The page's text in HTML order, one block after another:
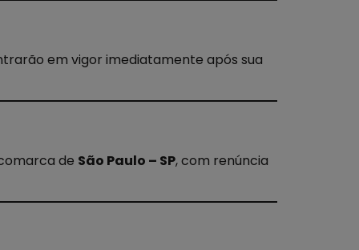
em vigor imediatamente após sua
de São Paulo – SP, com renúncia